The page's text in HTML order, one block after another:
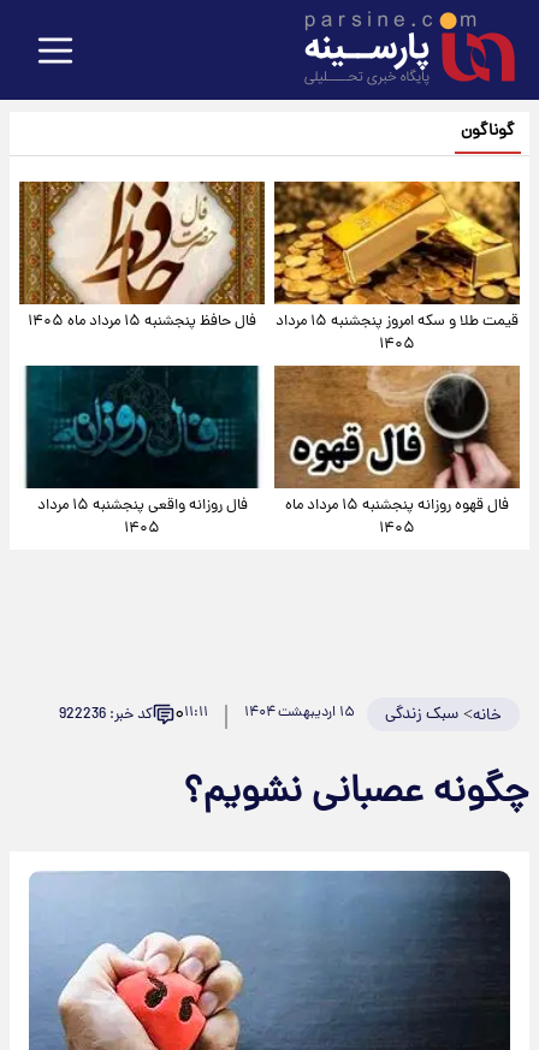
گوناگون
قیمت طلا و سکه امروز پنجشنبه ۱۵ مرداد
۱۴۰۵
فال حافظ پنجشنبه ۱۵ مرداد ماه ۱۴۰۵
فال قهوه روزانه پنجشنبه ۱۵ مرداد ماه
۱۴۰۵
فال روزانه واقعی پنجشنبه ۱۵ مرداد
۱۴۰۵
خانه>سبک زندگی ۱۵ اردیبهشت ۱۴۰۴ ۱۱:۱۱۰ کد خبر: 922236
چگونه عصبانی نشویم؟